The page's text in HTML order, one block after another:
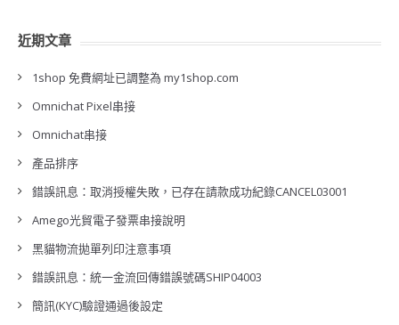
近期文章
1shop 免費網址已調整為 my1shop.com
Omnichat Pixel串接
Omnichat串接
產品排序
錯誤訊息：取消授權失敗，已存在請款成功紀錄CANCEL03001
Amego光貿電子發票串接說明
黑貓物流拋單列印注意事項
錯誤訊息：統一金流回傳錯誤號碼SHIP04003
簡訊(KYC)驗證通過後設定